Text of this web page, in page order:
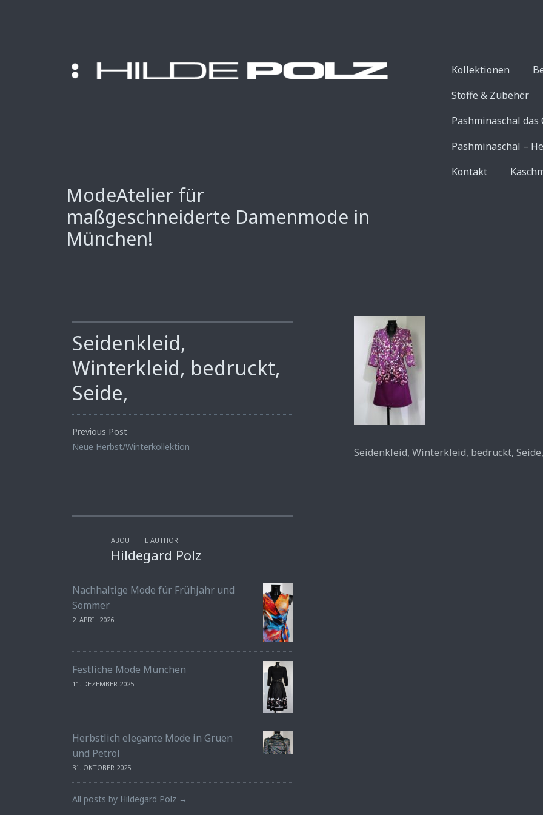
Kollektionen
Stoffe & Zubehör
Pashminaschal
Pashminaschal –
Kontakt
ModeAtelier für
maßgeschneiderte Damenmode in
München!
Seidenkleid,
Winterkleid, bedruckt,
Seide,
Previous Post
Neue Herbst/Winterkollektion
Seidenkleid, Winterkleid, bedruckt, Seide,
ABOUT THE AUTHOR
Hildegard Polz
Nachhaltige Mode für Frühjahr und
Sommer
2. APRIL 2026
Festliche Mode München
11. DEZEMBER 2025
Herbstlich elegante Mode in Gruen
und Petrol
31. OKTOBER 2025
All posts by Hildegard Polz →